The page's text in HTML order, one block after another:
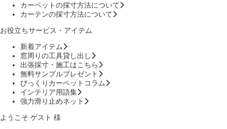
カーペットの採寸方法について
カーテンの採寸方法について
お役立ちサービス・アイテム
新着アイテム
窓周りの工具貸し出し
出張採寸・施工はこちら
無料サンプルプレゼント
びっくりカーペットコラム
インテリア用語集
強力滑り止めネット
ようこそ ゲスト 様